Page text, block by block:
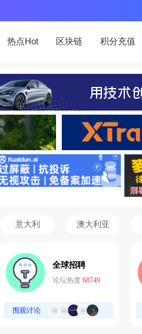
热点Hot 区块链 积分充值
意大利 澳大利亚
全球招聘
论坛热度 68749
围观讨论